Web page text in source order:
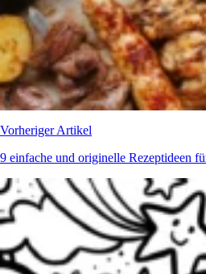
Vorheriger Artikel
9 einfache und originelle Rezeptideen